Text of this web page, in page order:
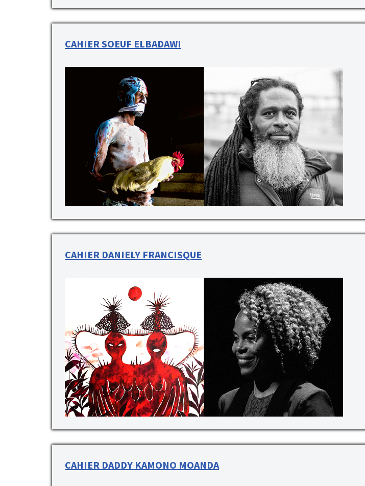
CAHIER SOEUF ELBADAWI
CAHIER DANIELY FRANCISQUE
CAHIER DADDY KAMONO MOANDA